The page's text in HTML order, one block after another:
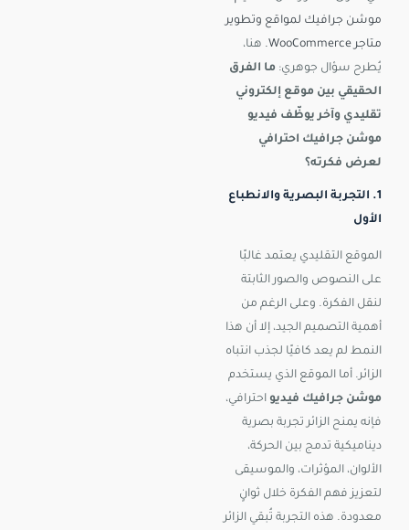
موشن جرافيك لمواقع وتطوير
متاجر WooCommerce.
هنا،
يُطرح سؤال جوهري: ما الفرق
الحقيقي بين موقع إلكتروني
تقليدي وآخر يوظّف فيديو
موشن جرافيك احترافي
لعرض فكرته؟
1. التجربة البصرية والانطباع
الأول
الموقع التقليدي يعتمد غالبًا
على النصوص والصور الثابتة
لنقل الفكرة. وعلى الرغم من
أهمية التصميم الجيد، إلا أن هذا
النمط لم يعد كافيًا لجذب انتباه
الزائر. أما الموقع الذي يستخدم
موشن جرافيك فيديو احترافي،
فإنه يمنح الزائر تجربة بصرية
ديناميكية تدمج بين الحركة،
الألوان، المؤثرات، والموسيقى
لتعزيز فهم الفكرة خلال ثوانٍ
معدودة. هذه التجربة تُبقي الزائر